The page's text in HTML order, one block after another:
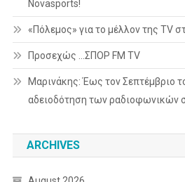
Novasports!
«Πόλεμος» για το μέλλον της TV
Προσεχώς …ΣΠΟΡ FM TV
Μαρινάκης: Έως τον Σεπτέμβριο
αδειοδότηση των ραδιοφωνικών
ARCHIVES